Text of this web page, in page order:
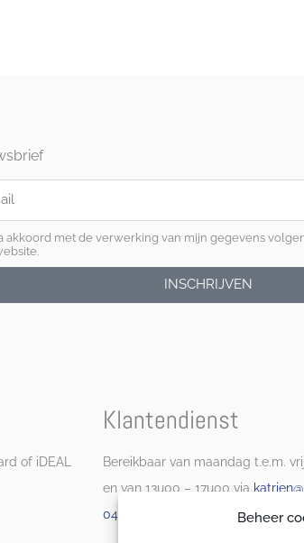
Beheer
akkoord met de verwerking van mijn gegevens
INSCHRIJVEN
of iDEAL
Klantendienst
Bereikbaar van maandag t.e.m.
en van 13u00 – 17u00 via
0472 90 87 25